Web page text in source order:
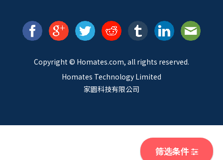
筛选条件
Copyright © Homates.com, all rights reserved.
Homates Technology Limited
家園科技有限公司